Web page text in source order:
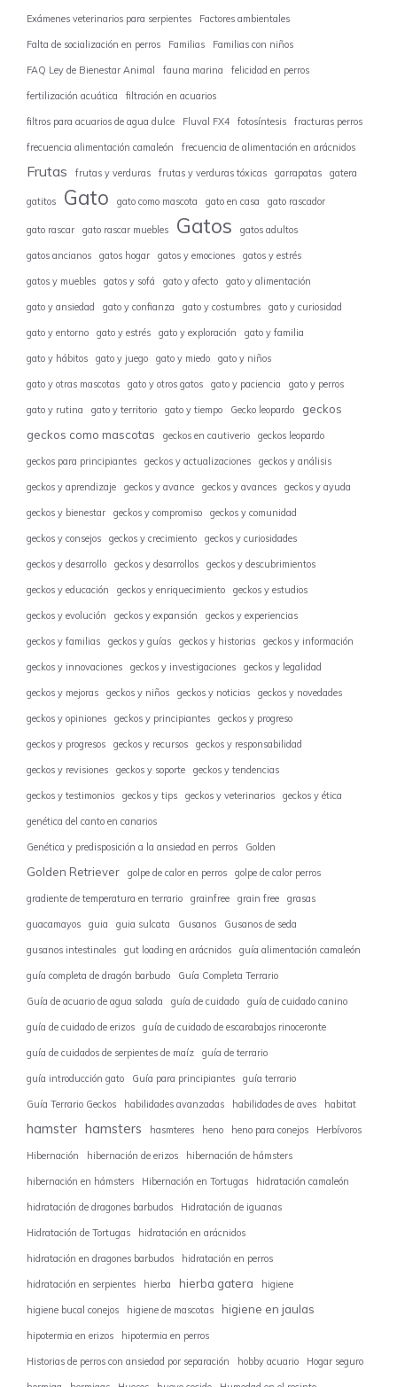
Exámenes veterinarios para serpientes Factores ambientales
Falta de socialización en perros Familias Familias con niños
FAQ Ley de Bienestar Animal fauna marina felicidad en perros
fertilización acuática filtración en acuarios
filtros para acuarios de agua dulce Fluval FX4 fotosíntesis fracturas perros
frecuencia alimentación camaleón frecuencia de alimentación en arácnidos
Frutas frutas y verduras frutas y verduras tóxicas garrapatas gatera
gatitos Gato gato como mascota gato en casa gato rascador
gato rascar gato rascar muebles Gatos gatos adultos
gatos ancianos gatos hogar gatos y emociones gatos y estrés
gatos y muebles gatos y sofá gato y afecto gato y alimentación
gato y ansiedad gato y confianza gato y costumbres gato y curiosidad
gato y entorno gato y estrés gato y exploración gato y familia
gato y hábitos gato y juego gato y miedo gato y niños
gato y otras mascotas gato y otros gatos gato y paciencia gato y perros
gato y rutina gato y territorio gato y tiempo Gecko leopardo
geckos
geckos como mascotas
geckos en cautiverio geckos leopardo
geckos para principiantes geckos y actualizaciones geckos y análisis
geckos y aprendizaje geckos y avance geckos y avances geckos y ayuda
geckos y bienestar geckos y compromiso geckos y comunidad
geckos y consejos geckos y crecimiento geckos y curiosidades
geckos y desarrollo geckos y desarrollos geckos y descubrimientos
geckos y educación geckos y enriquecimiento geckos y estudios
geckos y evolución geckos y expansión geckos y experiencias
geckos y familias geckos y guías geckos y historias geckos y información
geckos y innovaciones geckos y investigaciones geckos y legalidad
geckos y mejoras geckos y niños geckos y noticias geckos y novedades
geckos y opiniones geckos y principiantes geckos y progreso
geckos y progresos geckos y recursos geckos y responsabilidad
geckos y revisiones geckos y soporte geckos y tendencias
geckos y testimonios geckos y tips geckos y veterinarios geckos y ética
genética del canto en canarios
Genética y predisposición a la ansiedad en perros Golden
Golden Retriever golpe de calor en perros golpe de calor perros
gradiente de temperatura en terrario grainfree grain free grasas
guacamayos guia guia sulcata Gusanos Gusanos de seda
gusanos intestinales gut loading en arácnidos guía alimentación camaleón
guía completa de dragón barbudo Guía Completa Terrario
Guía de acuario de agua salada guía de cuidado guía de cuidado canino
guía de cuidado de erizos guía de cuidado de escarabajos rinoceronte
guía de cuidados de serpientes de maíz guía de terrario
guía introducción gato Guía para principiantes guía terrario
Guía Terrario Geckos habilidades avanzadas habilidades de aves habitat
hamster hamsters hasmteres heno heno para conejos Herbívoros
Hibernación hibernación de erizos hibernación de hámsters
hibernación en hámsters Hibernación en Tortugas hidratación camaleón
hidratación de dragones barbudos Hidratación de iguanas
Hidratación de Tortugas hidratación en arácnidos
hidratación en dragones barbudos hidratación en perros
hidratación en serpientes hierba hierba gatera higiene
higiene bucal conejos higiene de mascotas higiene en jaulas
hipotermia en erizos hipotermia en perros
Historias de perros con ansiedad por separación hobby acuario Hogar seguro